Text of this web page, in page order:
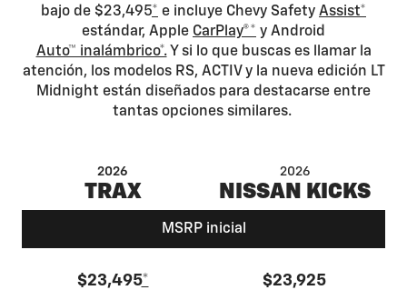
bajo de $23,495* e incluye Chevy Safety Assist*
estándar, Apple CarPlay®* y Android
Auto™ inalámbrico*.Y si lo que buscas es llamar la
atención, los modelos RS, ACTIV y la nueva edición LT
Midnight están diseñados para destacarse entre
tantas opciones similares.
2026
TRAX
2026
NISSAN KICKS
MSRP inicial
$23,495* $23,925